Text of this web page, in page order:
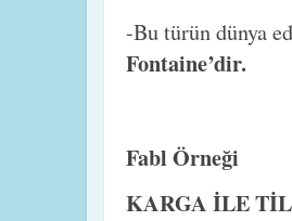
-Bu türün dünya
Fontaine’dir.
Fabl Örneği
KARGA İLE